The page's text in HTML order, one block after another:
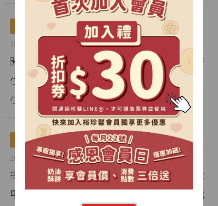
產品發展
2008年01月
開發手工『牛軋糖』，並以天然奶油、高級杏
仁粒及各類堅果、果乾精心製作而成，共有杏
仁果、巧克力、桂圓三種口味。
產品發展
2008年01月
採用「烘烤」方式開發製作非油炸沙其瑪『大
甲積木』：共有杏仁片白芝麻、南瓜子、蔓越